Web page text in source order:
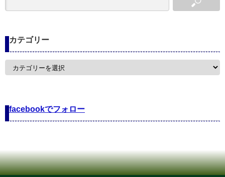
カテゴリー
カ
facebookでフォロー